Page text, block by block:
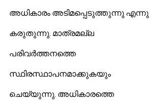
അധികാരം അടിമപ്പെടുത്തുന്നു എന്നു
കരുതുന്നു. മാത്രമല്ല
പരിവര്‍ത്തനത്തെ
സ്ഥിരസ്ഥാപനമാക്കുകയും
ചെയ്യുന്നു. അധികാരത്തെ